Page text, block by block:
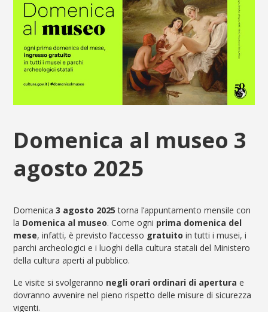
Domenica al museo 3
agosto 2025
Domenica3 agosto 2025 torna l’appuntamento mensile con
la Domenica al museo. Come ogni prima domenica del
mese, infatti, è previsto l’accesso gratuitoin tutti i musei, i
parchi archeologici e i luoghi della cultura statali del Ministero
della cultura aperti al pubblico.
Le visite si svolgeranno negli orari ordinari di apertura e
dovranno avvenire nel pieno rispetto delle misure di sicurezza
vigenti.